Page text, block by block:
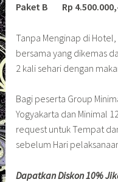
Paket B Rp
Tanpa Menginap di
bersama yang dikemas
2 kali sehari dengan
Bagi peserta Group
Yogyakarta dan Minimal
request untuk Tempat
sebelum Hari
Dapatkan Diskon 10%